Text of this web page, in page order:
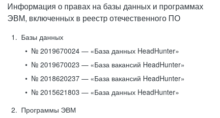
Информация о правах на базы данных и программах
ЭВМ, включенных в реестр отечественного ПО
Базы данных
№ 2019670024 — «База данных HeadHunter»
№ 2019670023 — «База вакансий HeadHunter»
№ 2018620237 — «База вакансий HeadHunter»
№ 2015621803 — «База данных HeadHunter»
Программы ЭВМ